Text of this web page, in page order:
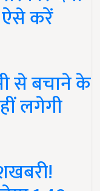
ऐसे करें
से बचाने के
लगेगी